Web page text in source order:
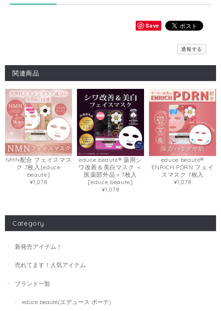
Save
通報する
関連商品
NMN配合 フェイスマス
ク 7枚入[educe
beaute]
¥1,078
educe beauté® 薬用シ
ワ改善＆美白マスク ＜
医薬部外品＞7枚入
[educe beaute]
¥1,078
educe beauté®
ENRICH PDRN フェイ
スマスク 7枚入
¥1,078
Category
新発売アイテム！
売れてます！人気アイテム
ブランド一覧
educe beauté(エデュース ボーテ)